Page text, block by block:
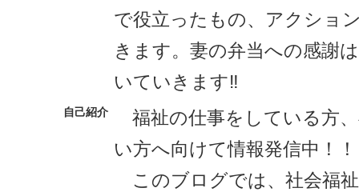
で役立ったもの、アクショ
きます。妻の弁当への感謝
いていきます‼️
自己紹介
福祉の仕事をしている方
い方へ向けて情報発信中！！
このブログでは、社会福